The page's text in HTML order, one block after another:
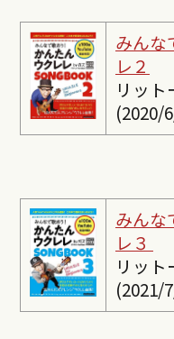
みんな
レ２
リッ
(2020/
みんな
レ３
リット
(2021/